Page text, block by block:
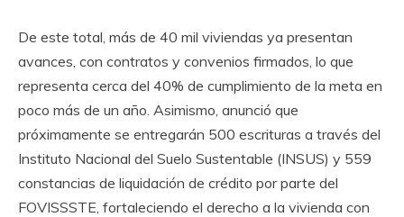
De este total, más de 40 mil viviendas ya presentan
avances, con contratos y convenios firmados, lo que
representa cerca del 40% de cumplimiento de la meta en
poco más de un año. Asimismo, anunció que
próximamente se entregarán 500 escrituras a través del
Instituto Nacional del Suelo Sustentable (INSUS) y 559
constancias de liquidación de crédito por parte del
FOVISSSTE, fortaleciendo el derecho a la vivienda con